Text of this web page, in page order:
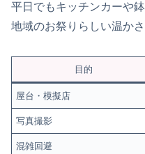
平日でもキッチンカーや
地域のお祭りらしい温か
目的
屋台・模擬店
写真撮影
混雑回避